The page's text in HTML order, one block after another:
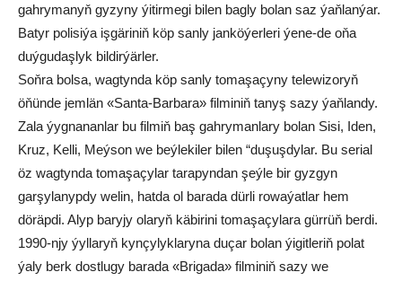
gahrymanyň gyzyny ýitirmegi bilen bagly bolan saz ýaňlanýar.
Batyr polisiýa işgäriniň köp sanly janköýerleri ýene-de oňa
duýgudaşlyk bildirýärler.
Soňra bolsa, wagtynda köp sanly tomaşaçyny telewizoryň
öňünde jemlän «Santa-Barbara» filminiň tanyş sazy ýaňlandy.
Zala ýygnananlar bu filmiň baş gahrymanlary bolan Sisi, Iden,
Kruz, Kelli, Meýson we beýlekiler bilen “duşuşdylar. Bu serial
öz wagtynda tomaşaçylar tarapyndan şeýle bir gyzgyn
garşylanypdy welin, hatda ol barada dürli rowaýatlar hem
döräpdi. Alyp baryjy olaryň käbirini tomaşaçylara gürrüň berdi.
1990-njy ýyllaryň kynçylyklaryna duçar bolan ýigitleriň polat
ýaly berk dostlugy barada «Brigada» filminiň sazy we